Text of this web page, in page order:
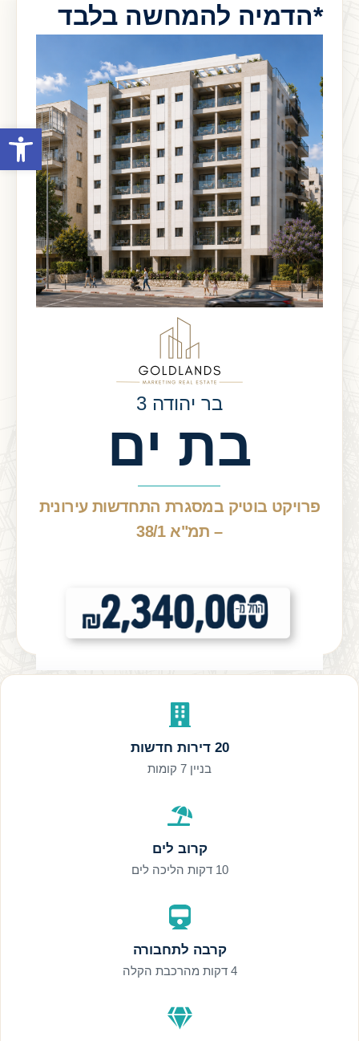
*הדמיה להמחשה בלבד
בר יהודה 3
בת ים
פרויקט בוטיק במסגרת התחדשות עירונית
– תמ"א 38/1
20 דירות חדשות
בניין 7 קומות
קרוב לים
10 דקות הליכה לים
קרבה לתחבורה
4 דקות מהרכבת הקלה
פתח